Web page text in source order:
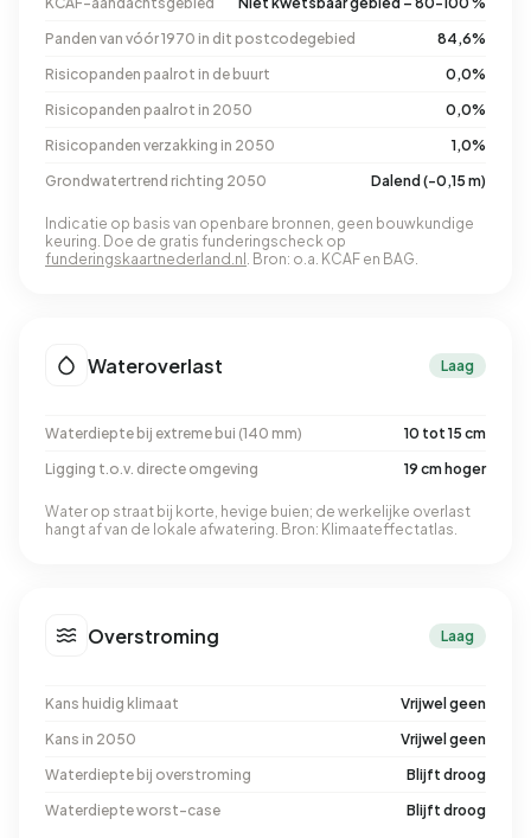
Panden van vóór 1970 in dit postcodegebied
84,6%
Risicopanden paalrot in de buurt
0,0%
Risicopanden paalrot in 2050
0,0%
Risicopanden verzakking in 2050
1,0%
Grondwatertrend richting 2050
Dalend (-0,15 m)
Indicatie op basis van openbare bronnen, geen bouwkundige
keuring. Doe de gratis funderingscheck op
funderingskaartnederland.nl . Bron: o.a. KCAF en BAG.
Wateroverlast Laag
Waterdiepte bij extreme bui (140 mm)
10 tot 15 cm
Ligging t.o.v. directe omgeving
19 cm hoger
Water op straat bij korte, hevige buien; de werkelijke overlast
hangt af van de lokale afwatering. Bron: Klimaateffectatlas.
Overstroming Laag
Kans huidig klimaat
Vrijwel geen
Kans in 2050
Vrijwel geen
Waterdiepte bij overstroming
Blijft droog
Waterdiepte worst-case
Blijft droog